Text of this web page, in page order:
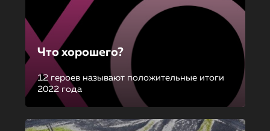
Что хорошего?
12 героев называют положительные итоги
2022 года